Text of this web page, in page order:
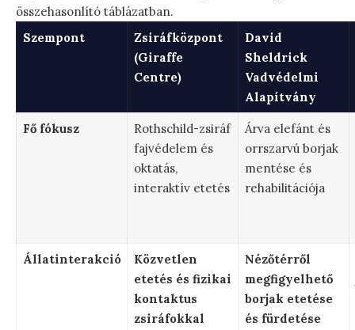
összehasonlító táblázatban.
Szempont
Zsiráfközpont
(Giraffe
Centre)
David
Sheldrick
Vadvédelmi
Alapítvány
Fő fókusz
Rothschild-zsiráf
fajvédelem és
oktatás,
interaktív etetés
Árva elefánt és
orrszarvú borjak
mentése és
rehabilitációja
Állatinterakció
Közvetlen
etetés és fizikai
kontaktus
zsiráfokkal
Nézőtérről
megfigyelhető
borjak etetése
és fürdetése